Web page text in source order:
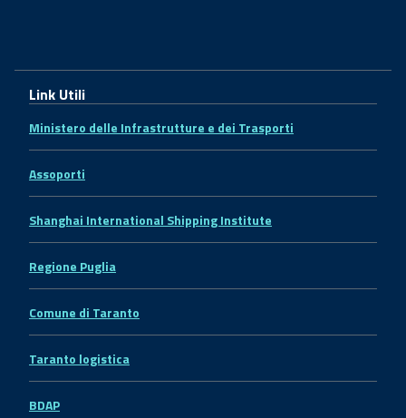
Link Utili
Ministero delle Infrastrutture e dei Trasporti
Assoporti
Shanghai International Shipping Institute
Regione Puglia
Comune di Taranto
Taranto logistica
BDAP